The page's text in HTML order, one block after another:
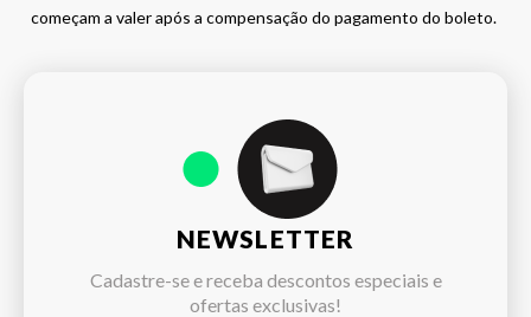
começam a valer após a compensação do pagamento do boleto.
NEWSLETTER
Cadastre-se e receba descontos especiais e
ofertas exclusivas!